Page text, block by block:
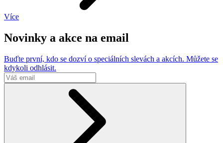
Více
Novinky a akce na email
Buďte první, kdo se dozví o speciálních slevách a akcích. Můžete se
kdykoli odhlásit.